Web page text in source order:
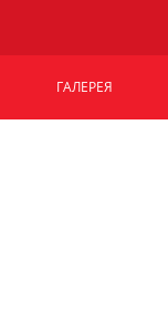
ГАЛЕРЕЯ